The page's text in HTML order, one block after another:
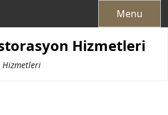
Menu
Hizmetleri
Hizmetleri